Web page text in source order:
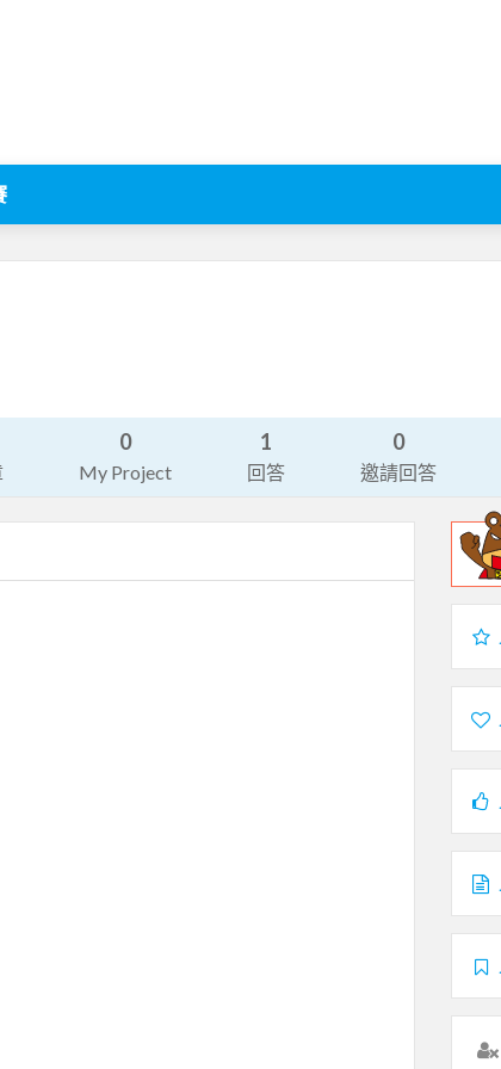
0
My Project
1
回答
0
邀請回答